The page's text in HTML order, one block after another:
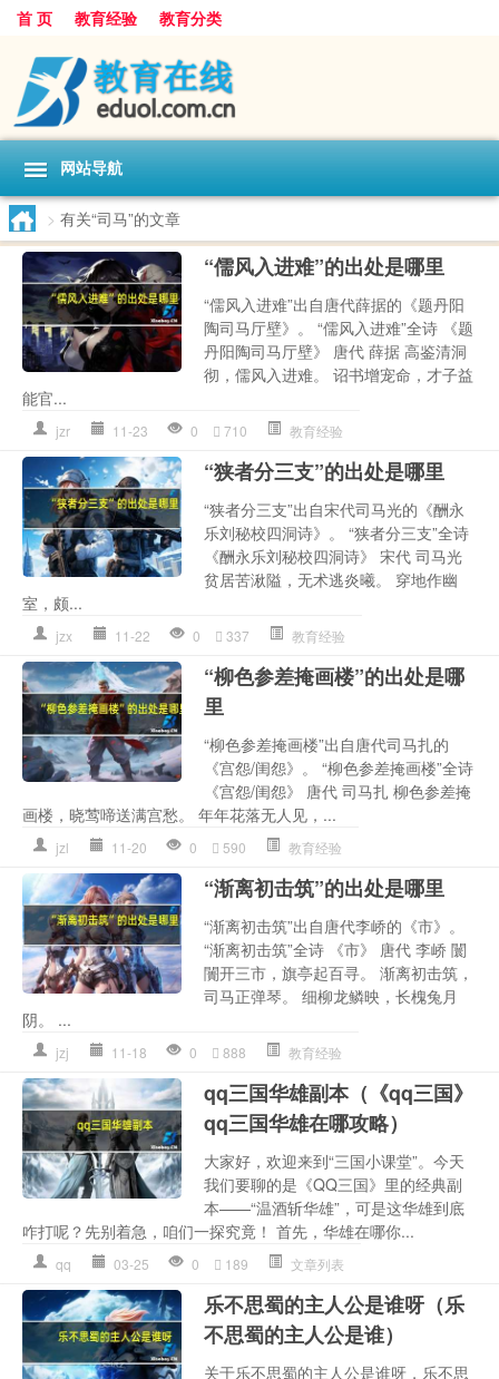
首 页 教育经验 教育分类
网站导航
> 有关“司马”的文章
“儒风入进难”的出处是哪里
“儒风入进难”出自唐代薛据的《题丹阳
陶司马厅壁》。 “儒风入进难”全诗 《题
丹阳陶司马厅壁》 唐代 薛据 高鉴清洞
彻，儒风入进难。 诏书增宠命，才子益
能官...
jzr 11-23 0 710 教育经验
“狭者分三支”的出处是哪里
“狭者分三支”出自宋代司马光的《酬永
乐刘秘校四洞诗》。 “狭者分三支”全诗
《酬永乐刘秘校四洞诗》 宋代 司马光
贫居苦湫隘，无术逃炎曦。 穿地作幽
室，颇...
jzx 11-22 0 337 教育经验
“柳色参差掩画楼”的出处是哪
里
“柳色参差掩画楼”出自唐代司马扎的
《宫怨/闺怨》。 “柳色参差掩画楼”全诗
《宫怨/闺怨》 唐代 司马扎 柳色参差掩
画楼，晓莺啼送满宫愁。 年年花落无人见，...
jzl 11-20 0 590 教育经验
“渐离初击筑”的出处是哪里
“渐离初击筑”出自唐代李峤的《市》。
“渐离初击筑”全诗 《市》 唐代 李峤 闤
闠开三市，旗亭起百寻。 渐离初击筑，
司马正弹琴。 细柳龙鳞映，长槐兔月
阴。 ...
jzj 11-18 0 888 教育经验
qq三国华雄副本（《qq三国》
qq三国华雄在哪攻略）
大家好，欢迎来到“三国小课堂”。今天
我们要聊的是《QQ三国》里的经典副
本——“温酒斩华雄”，可是这华雄到底
咋打呢？先别着急，咱们一探究竟！ 首先，华雄在哪你...
qq 03-25 0 189 文章列表
乐不思蜀的主人公是谁呀（乐
不思蜀的主人公是谁）
关于乐不思蜀的主人公是谁呀，乐不思